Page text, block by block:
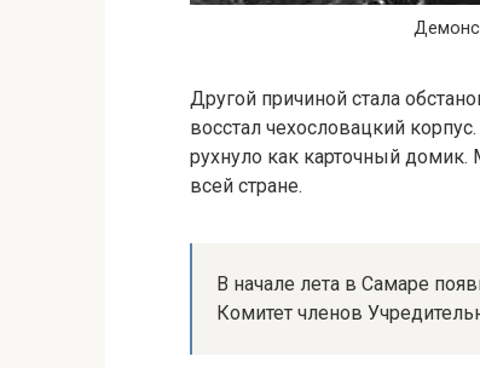
Другой причиной стала
восстал чехословацкий
рухнуло как карточный
всей стране.
В начале лета в Самаре
Комитет членов